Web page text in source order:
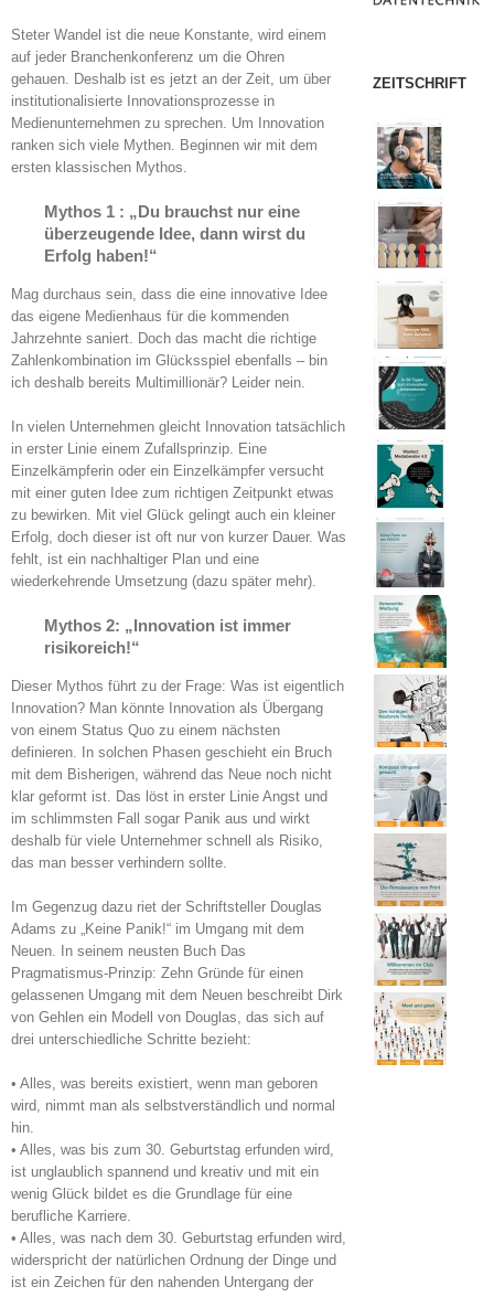
Steter Wandel ist die neue Konstante, wird einem
auf jeder Branchenkonferenz um die Ohren
gehauen. Deshalb ist es jetzt an der Zeit, um über
institutionalisierte Innovationsprozesse in
Medienunternehmen zu sprechen. Um Innovation
ranken sich viele Mythen. Beginnen wir mit dem
ersten klassischen Mythos.
Mythos 1 : „Du brauchst nur eine
überzeugende Idee, dann wirst du
Erfolg haben!“
Mag durchaus sein, dass die eine innovative Idee
das eigene Medienhaus für die kommenden
Jahrzehnte saniert. Doch das macht die richtige
Zahlenkombination im Glücksspiel ebenfalls – bin
ich deshalb bereits Multimillionär? Leider nein.
In vielen Unternehmen gleicht Innovation tatsächlich
in erster Linie einem Zufallsprinzip. Eine
Einzelkämpferin oder ein Einzelkämpfer versucht
mit einer guten Idee zum richtigen Zeitpunkt etwas
zu bewirken. Mit viel Glück gelingt auch ein kleiner
Erfolg, doch dieser ist oft nur von kurzer Dauer. Was
fehlt, ist ein nachhaltiger Plan und eine
wiederkehrende Umsetzung (dazu später mehr).
Mythos 2: „Innovation ist immer
risikoreich!“
Dieser Mythos führt zu der Frage: Was ist eigentlich
Innovation? Man könnte Innovation als Übergang
von einem Status Quo zu einem nächsten
definieren. In solchen Phasen geschieht ein Bruch
mit dem Bisherigen, während das Neue noch nicht
klar geformt ist. Das löst in erster Linie Angst und
im schlimmsten Fall sogar Panik aus und wirkt
deshalb für viele Unternehmer schnell als Risiko,
das man besser verhindern sollte.
Im Gegenzug dazu riet der Schriftsteller Douglas
Adams zu „Keine Panik!“ im Umgang mit dem
Neuen. In seinem neusten Buch Das
Pragmatismus-Prinzip: Zehn Gründe für einen
gelassenen Umgang mit dem Neuen beschreibt Dirk
von Gehlen ein Modell von Douglas, das sich auf
drei unterschiedliche Schritte bezieht:
• Alles, was bereits existiert, wenn man geboren
wird, nimmt man als selbstverständlich und normal
hin.
• Alles, was bis zum 30. Geburtstag erfunden wird,
ist unglaublich spannend und kreativ und mit ein
wenig Glück bildet es die Grundlage für eine
berufliche Karriere.
• Alles, was nach dem 30. Geburtstag erfunden wird,
widerspricht der natürlichen Ordnung der Dinge und
ist ein Zeichen für den nahenden Untergang der
ZEITSCHRIFT